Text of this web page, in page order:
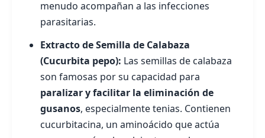
menudo acompañan a las infecciones
parasitarias.
Extracto de Semilla de Calabaza
(Cucurbita pepo): Las semillas de calabaza
son famosas por su capacidad para
paralizar y facilitar la eliminación de
gusanos, especialmente tenias. Contienen
cucurbitacina, un aminoácido que actúa